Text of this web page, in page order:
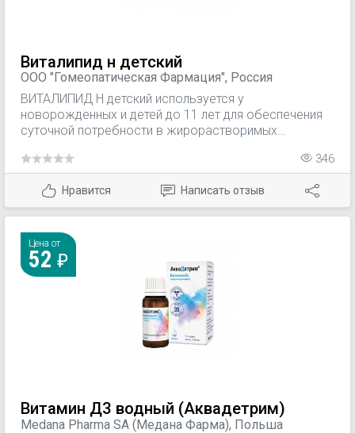
Виталипид н детский
ООО "Гомеопатическая Фармация", Россия
ВИТАЛИПИД Н детский используется у
новорожденных и детей до 11 лет для обеспечения
суточной потребности в жирорастворимых
346
Нравится Написать отзыв
Цена от
52
Витамин Д3 водный (Аквадетрим)
Medana Pharma SA (Медана Фарма), Польша